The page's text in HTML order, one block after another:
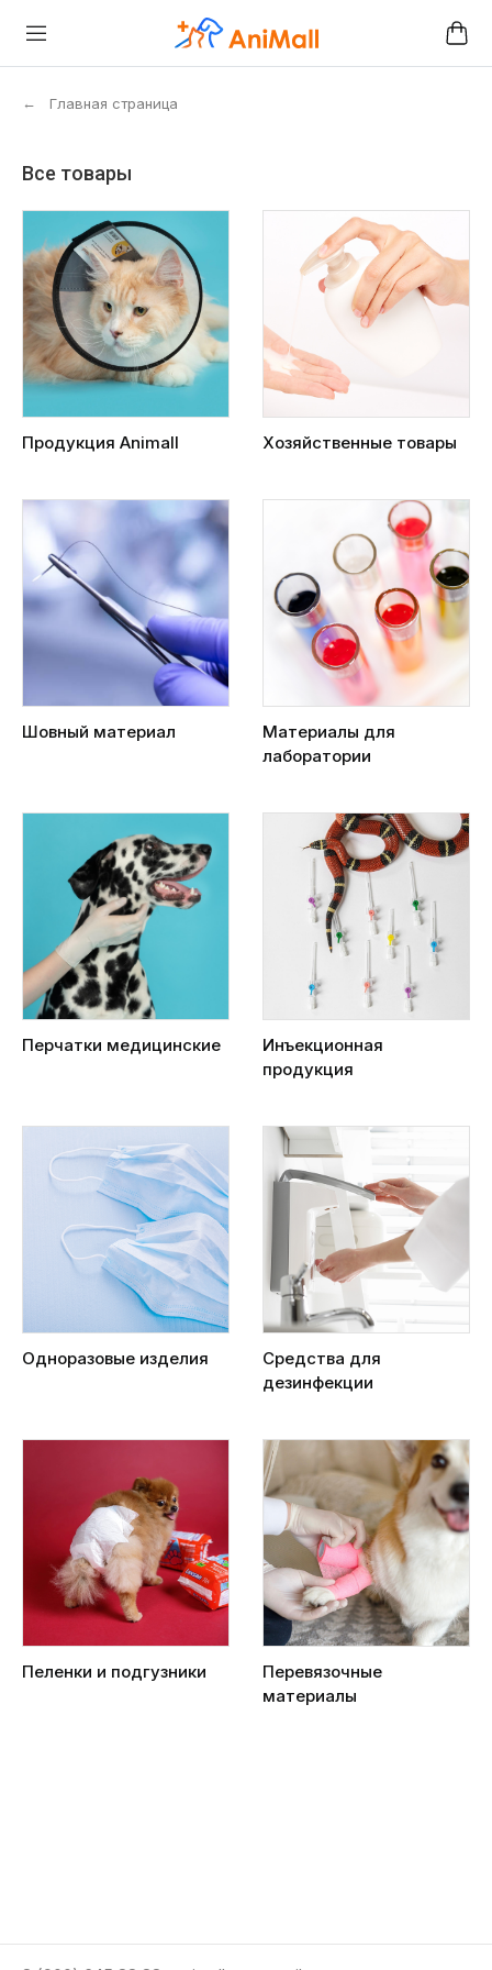
← Главная страница
Все товары
Продукция Animall Хозяйственные товары
Шовный материал
Материалы для
лаборатории
Перчатки медицинские
Инъекционная
продукция
Одноразовые изделия
Средства для
дезинфекции
Пеленки и подгузники
Перевязочные
материалы